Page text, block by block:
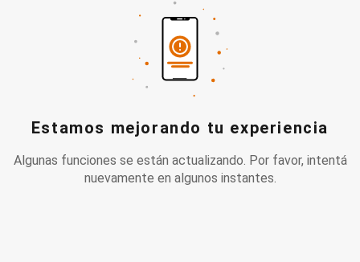
Estamos mejorando tu experiencia
Algunas funciones se están actualizando. Por favor, intentá
nuevamente en algunos instantes.